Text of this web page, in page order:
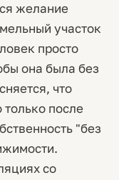
желание
участок
просто
она была без
что
после
"без
со